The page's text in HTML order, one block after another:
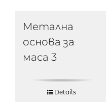
Метална
основа за
маса 3
Details